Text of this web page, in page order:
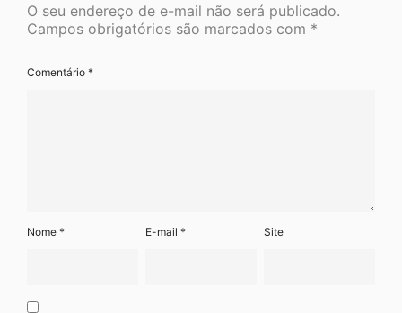
O seu endereço de e-mail não será publicado.
Campos obrigatórios são marcados com *
Comentário *
Nome * E-mail * Site